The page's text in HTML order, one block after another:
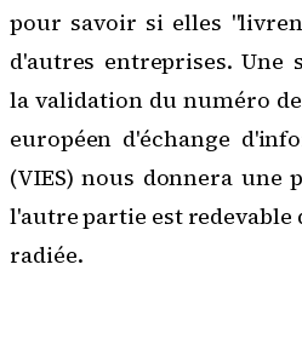
pour savoir si elles
d'autres entreprises. Une
la validation du numéro
européen d'échange
(VIES) nous donnera
l'autre partie est redevable
radiée.